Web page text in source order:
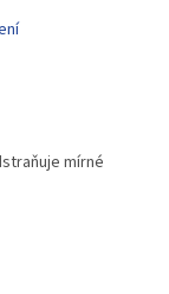
mírné